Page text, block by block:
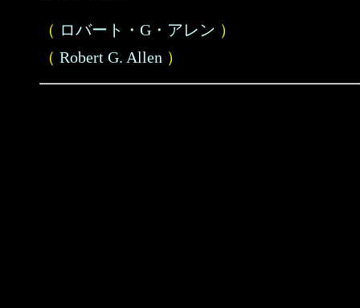
（ ロバート・G・アレン ）
（ Robert G. Allen ）